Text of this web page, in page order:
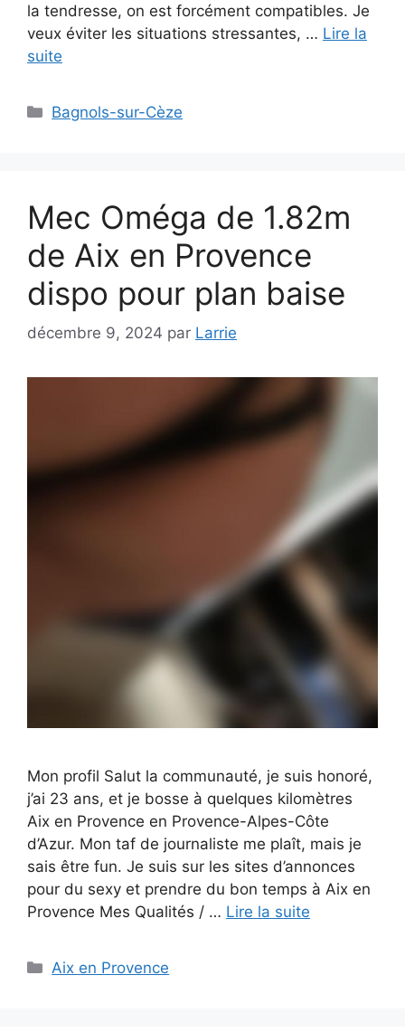
la tendresse, on est forcément compatibles. Je
veux éviter les situations stressantes, … Lire la
suite
Catégories
Bagnols-sur-Cèze
Mec Oméga de 1.82m
de Aix en Provence
dispo pour plan baise
décembre 9, 2024 par Larrie
Mon profil Salut la communauté, je suis honoré,
j’ai 23 ans, et je bosse à quelques kilomètres
Aix en Provence en Provence-Alpes-Côte
d’Azur. Mon taf de journaliste me plaît, mais je
sais être fun. Je suis sur les sites d’annonces
pour du sexy et prendre du bon temps à Aix en
Provence Mes Qualités / … Lire la suite
Catégories
Aix en Provence